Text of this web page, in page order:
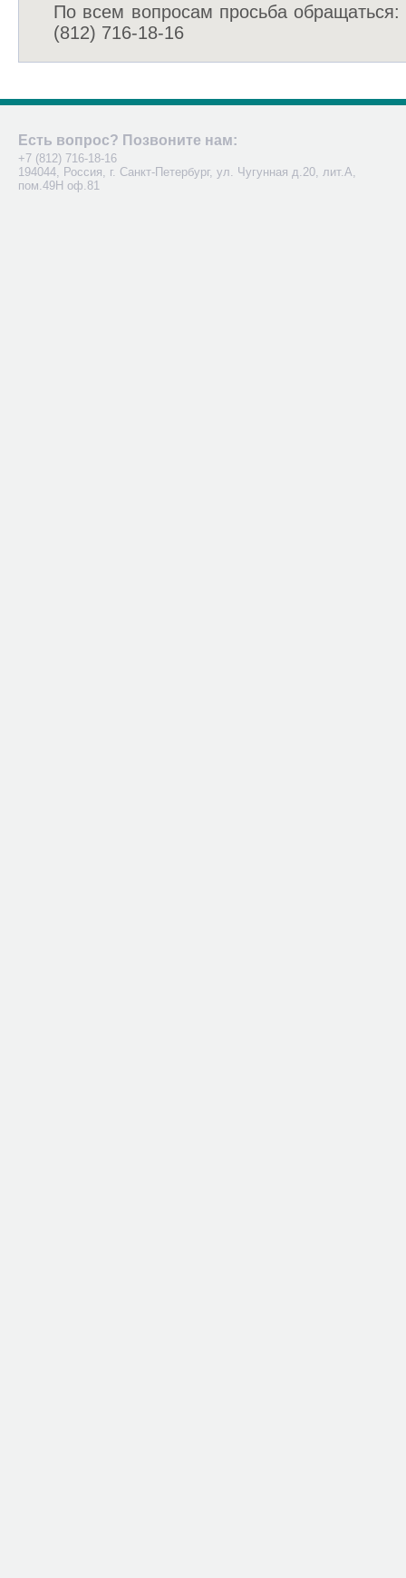
По всем вопросам просьба
(812) 716-18-16
Есть вопрос? Позвоните нам:
+7 (812) 716-18-16
194044, Россия, г. Санкт-Петербург, ул. Чугунная д.20, лит.А,
пом.49Н оф.81